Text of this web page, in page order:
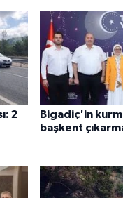
2
Bigadiç'in
başkent